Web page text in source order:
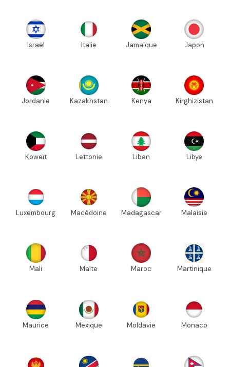
Israël Italie Jamaïque Japon
Jordanie Kazakhstan Kenya Kirghizistan
Koweït Lettonie Liban Libye
Luxembourg Macédoine Madagascar Malaisie
Mali Malte Maroc Martinique
Maurice Mexique Moldavie Monaco